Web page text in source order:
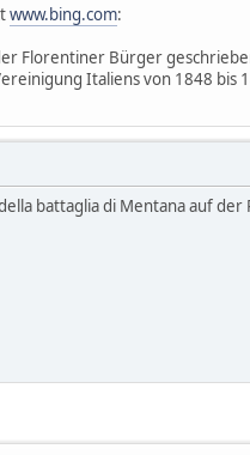
www.bing.com:
Florentiner Bürger
Italiens von 1848 bis
battaglia di Mentana auf der